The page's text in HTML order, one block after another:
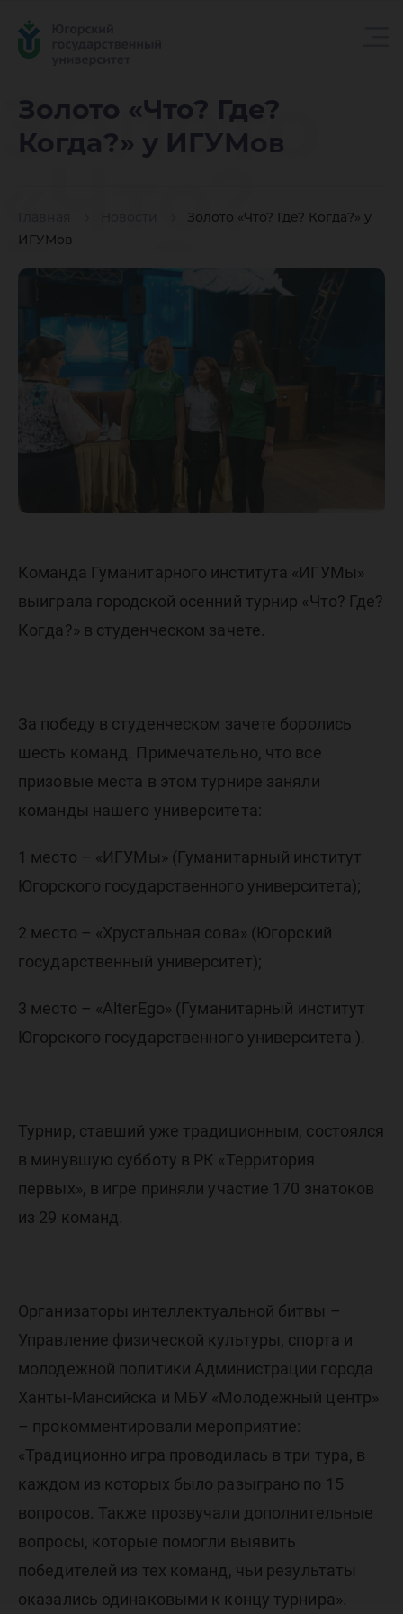
Золото «Что? Где?
Когда?» у ИГУМов
Золото «Что? Где? Когда?» у
ИГУМов
Золото
«Что?
Где?
Когда?»
у
ИГУМов
Команда Гуманитарного института «ИГУМы»
выиграла городской осенний турнир «Что? Где?
Когда?» в студенческом зачете.
За победу в студенческом зачете боролись
шесть команд. Примечательно, что все
призовые места в этом турнире заняли
команды нашего университета:
1 место – «ИГУМы» (Гуманитарный институт
Югорского государственного университета);
2 место – «Хрустальная сова» (Югорский
государственный университет);
3 место – «AlterEgo» (Гуманитарный институт
Югорского государственного университета ).
Турнир, ставший уже традиционным, состоялся
в минувшую субботу в РК «Территория
первых», в игре приняли участие 170 знатоков
из 29 команд.
Организаторы интеллектуальной битвы –
Управление физической культуры, спорта и
молодежной политики Администрации города
Ханты-Мансийска и МБУ «Молодежный центр»
– прокомментировали мероприятие:
«Традиционно игра проводилась в три тура, в
каждом из которых было разыграно по 15
вопросов. Также прозвучали дополнительные
вопросы, которые помогли выявить
победителей из тех команд, чьи результаты
оказались одинаковыми к концу турнира».